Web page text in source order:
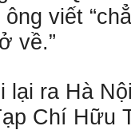
viết
về.”
lại ra Hà
Chí Hữu